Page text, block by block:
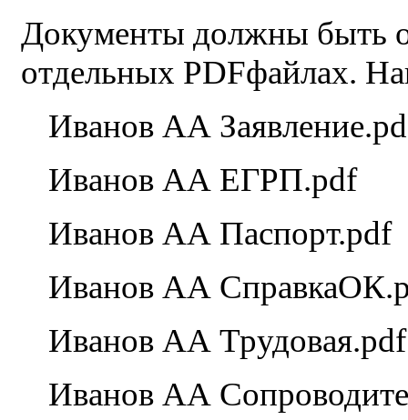
Документы должны быть
отдельных PDFфайлах.
Иванов АА
Иванов АА ЕГРП.pdf
Иванов АА Паспорт.pdf
Иванов АА
Иванов АА Трудовая.pdf
Иванов АА